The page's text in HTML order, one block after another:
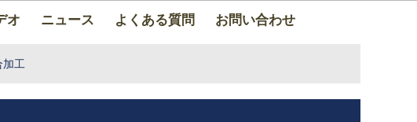
オ ニュース よくある質問 お問い合わせ
加工